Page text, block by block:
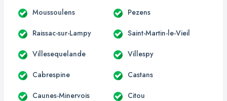
Moussoulens Pezens
Raissac-sur-Lampy Saint-Martin-le-Vieil
Villesequelande Villespy
Cabrespine Castans
Caunes-Minervois Citou